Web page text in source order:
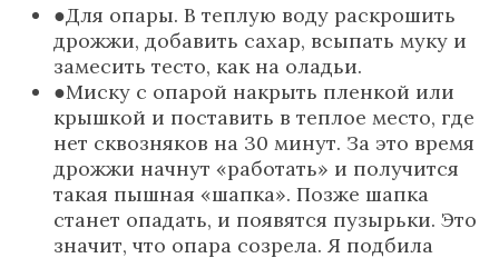
Для опары. В теплую воду раскрошить
дрожжи, добавить сахар, всыпать муку и
замесить тесто, как на оладьи.
Миску с опарой накрыть пленкой или
крышкой и поставить в теплое место, где
нет сквозняков на 30 минут. За это время
дрожжи начнут «работать» и получится
такая пышная «шапка». Позже шапка
станет опадать, и появятся пузырьки. Это
значит, что опара созрела. Я подбила